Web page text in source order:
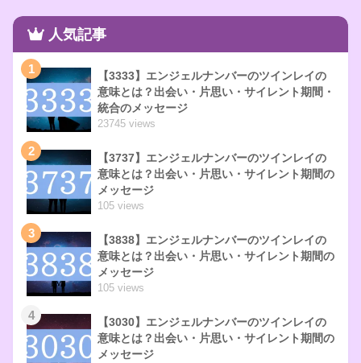
人気記事
1
【3333】エンジェルナンバーのツインレイの
意味とは？出会い・片思い・サイレント期間・
統合のメッセージ
23745 views
2
【3737】エンジェルナンバーのツインレイの
意味とは？出会い・片思い・サイレント期間の
メッセージ
105 views
3
【3838】エンジェルナンバーのツインレイの
意味とは？出会い・片思い・サイレント期間の
メッセージ
105 views
4
【3030】エンジェルナンバーのツインレイの
意味とは？出会い・片思い・サイレント期間の
メッセージ